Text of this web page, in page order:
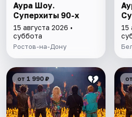
Аура Шоу.
Суперхиты 90-х
15 августа 2026 •
суббота
Ростов-на-Дону
15
от 1 990 ₽